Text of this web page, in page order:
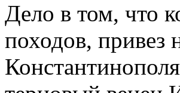
Дело в том, что
походов, привез